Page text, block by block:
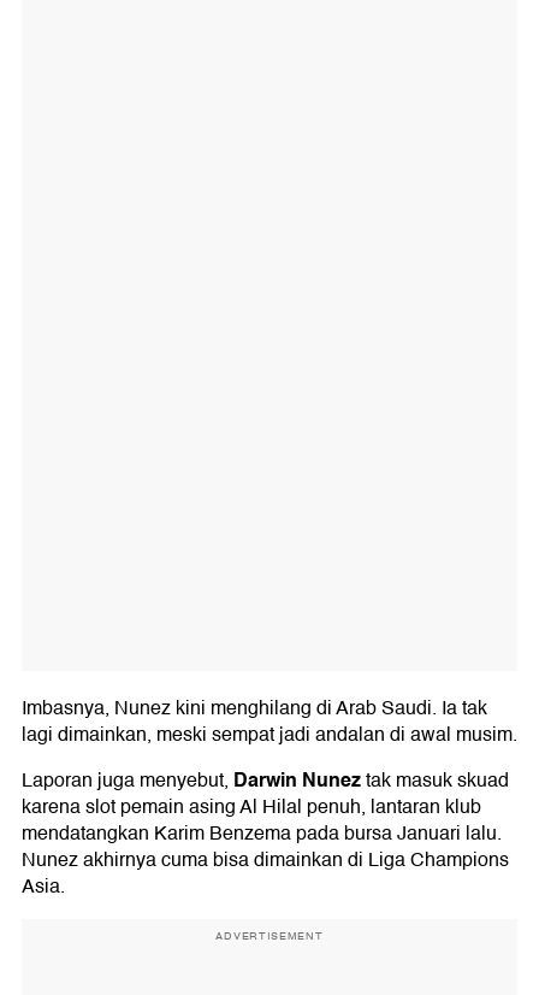
Imbasnya, Nunez kini menghilang di Arab Saudi. Ia tak
lagi dimainkan, meski sempat jadi andalan di awal musim.
Laporan juga menyebut, Darwin Nuneztak masuk skuad
karena slot pemain asing Al Hilal penuh, lantaran klub
mendatangkan Karim Benzema pada bursa Januari lalu.
Nunez akhirnya cuma bisa dimainkan di Liga Champions
Asia.
ADVERTISEMENT